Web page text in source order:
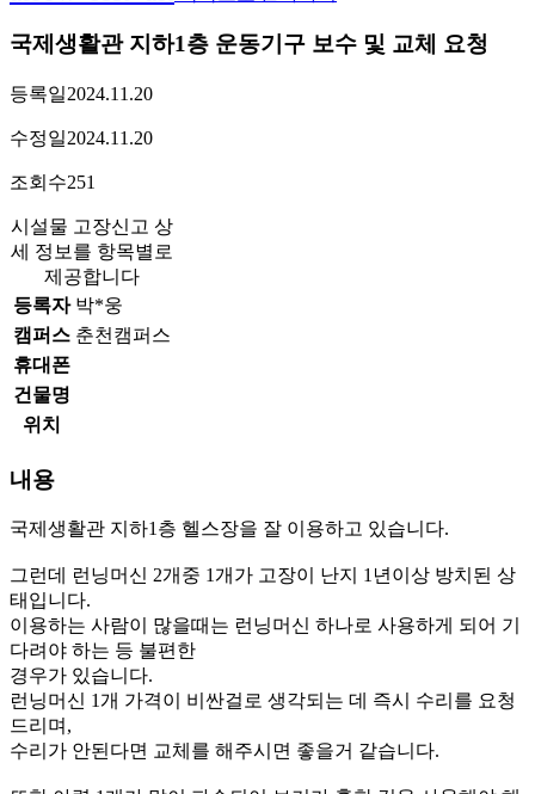
국제생활관 지하1층 운동기구 보수 및 교체 요청
등록일2024.11.20
수정일2024.11.20
조회수251
시설물 고장신고 상
세 정보를 항목별로
제공합니다
등록자 박*웅
캠퍼스 춘천캠퍼스
휴대폰
건물명
위치
내용
국제생활관 지하1층 헬스장을 잘 이용하고 있습니다.
그런데 런닝머신 2개중 1개가 고장이 난지 1년이상 방치된 상
태입니다.
이용하는 사람이 많을때는 런닝머신 하나로 사용하게 되어 기
다려야 하는 등 불편한
경우가 있습니다.
런닝머신 1개 가격이 비싼걸로 생각되는 데 즉시 수리를 요청
드리며,
수리가 안된다면 교체를 해주시면 좋을거 같습니다.